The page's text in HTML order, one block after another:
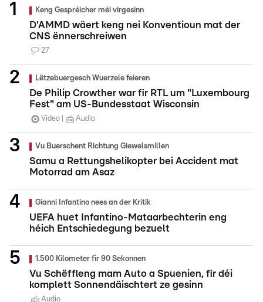
Keng Gespréicher méi virgesinn
D'AMMD wäert keng nei Konventioun mat der
CNS ënnerschreiwen
27
Lëtzebuergesch Wuerzele feieren
De Philip Crowther war fir RTL um "Luxembourg
Fest" am US-Bundesstaat Wisconsin
Video Audio
Vu Buerschent Richtung Giewelsmillen
Samu a Rettungshelikopter bei Accident mat
Motorrad am Asaz
Gianni Infantino nees an der Kritik
UEFA huet Infantino-Mataarbechterin eng
héich Entschiedegung bezuelt
1.500 Kilometer fir 90 Sekonnen
Vu Schëffleng mam Auto a Spuenien, fir déi
komplett Sonnendäischtert ze gesinn
Audio